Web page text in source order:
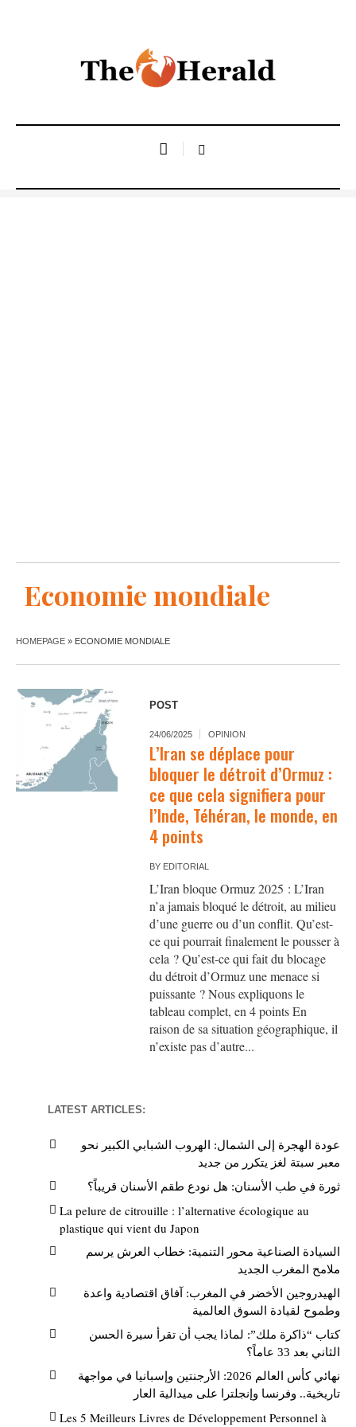
Economie mondiale
HOMEPAGE » ECONOMIE MONDIALE
POST
24/06/2025 OPINION
L’Iran se déplace pour
bloquer le détroit d’Ormuz :
ce que cela signifiera pour
l’Inde, Téhéran, le monde, en
4 points
BY EDITORIAL
L’Iran bloque Ormuz 2025 : L’Iran
n’a jamais bloqué le détroit, au milieu
d’une guerre ou d’un conflit. Qu’est-
ce qui pourrait finalement le pousser à
cela ? Qu’est-ce qui fait du blocage
du détroit d’Ormuz une menace si
puissante ? Nous expliquons le
tableau complet, en 4 points En
raison de sa situation géographique, il
n’existe pas d’autre...
LATEST ARTICLES:
عودة الهجرة إلى الشمال: الهروب الشبابي الكبير نحو
معبر سبتة لغز يتكرر من جديد
ثورة في طب الأسنان: هل نودع طقم الأسنان قريباً؟
La pelure de citrouille : l’alternative écologique au
plastique qui vient du Japon
السيادة الصناعية محور التنمية: خطاب العرش يرسم
ملامح المغرب الجديد
الهيدروجين الأخضر في المغرب: آفاق اقتصادية واعدة
وطموح لقيادة السوق العالمية
كتاب “ذاكرة ملك”: لماذا يجب أن تقرأ سيرة الحسن
الثاني بعد 33 عاماً؟
نهائي كأس العالم 2026: الأرجنتين وإسبانيا في مواجهة
تاريخية.. وفرنسا وإنجلترا على ميدالية العار
Les 5 Meilleurs Livres de Développement Personnel à